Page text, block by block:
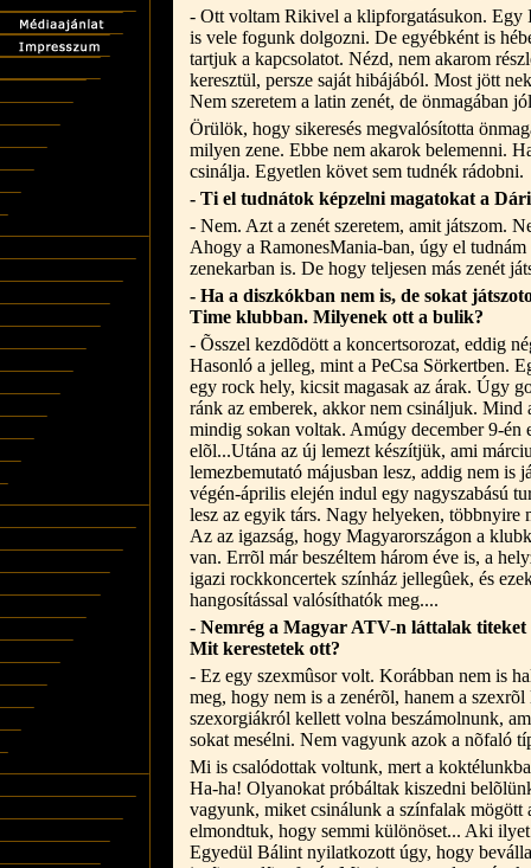
- Ott voltam Rikivel a klipforgatásukon. Egy
is vele fogunk dolgozni. De egyébként is
tartjuk a kapcsolatot. Nézd, nem akarom
keresztül, persze saját hibájából. Most jött
Nem szeretem a latin zenét, de önmagában
Örülök, hogy sikeresés megvalósította
milyen zene. Ebbe nem akarok belemenni.
csinálja. Egyetlen követ sem tudnék rádobni.
- Ti el tudnátok képzelni magatokat a
- Nem. Azt a zenét szeretem, amit játszom.
Ahogy a RamonesMania-ban, úgy el tudnám
zenekarban is. De hogy teljesen más zenét
- Ha a diszkókban nem is, de sokat
Time klubban. Milyenek ott a bulik?
- Õsszel kezdõdött a koncertsorozat, eddig
Hasonló a jelleg, mint a PeCsa Sörkertben.
egy rock hely, kicsit magasak az árak. Úgy
ránk az emberek, akkor nem csináljuk. Mind
mindig sokan voltak. Amúgy december 9-én
elõl...Utána az új lemezt készítjük, ami
lemezbemutató májusban lesz, addig nem is
végén-április elején indul egy nagyszabású
lesz az egyik társ. Nagy helyeken, többnyire
Az az igazság, hogy Magyarországon a
van. Errõl már beszéltem három éve is, a
igazi rockkoncertek színház jellegûek, és
hangosítással valósíthatók meg....
- Nemrég a Magyar ATV-n láttalak titeket
Mit kerestetek ott?
- Ez egy szexmûsor volt. Korábban nem is
meg, hogy nem is a zenérõl, hanem a
szexorgiákról kellett volna beszámolnunk,
sokat mesélni. Nem vagyunk azok a nõfaló
Mi is csalódottak voltunk, mert a
Ha-ha! Olyanokat próbáltak kiszedni
vagyunk, miket csinálunk a színfalak
elmondtuk, hogy semmi különöset... Aki
Egyedül Bálint nyilatkozott úgy, hogy